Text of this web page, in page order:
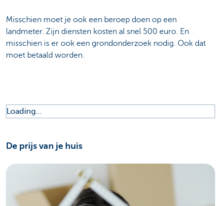
Misschien moet je ook een beroep doen op een
landmeter. Zijn diensten kosten al snel 500 euro. En
misschien is er ook een grondonderzoek nodig. Ook dat
moet betaald worden.
Loading...
De prijs van je huis